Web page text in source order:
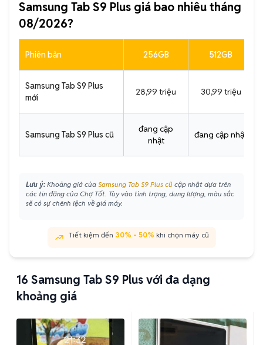
Samsung Tab S9 Plus giá bao nhiêu tháng
08/2026?
Phiên bản 256GB 512GB
Samsung Tab S9 Plus
mới
28,99 triệu 30,99 triệu
Samsung Tab S9 Plus cũ
đang cập
nhật
đang cập nhật
Lưu ý: Khoảng giá của Samsung Tab S9 Plus cũ cập nhật dựa trên
các tin đăng của Chợ Tốt. Tùy vào tình trạng, dung lượng, màu sắc
sẽ có sự chênh lệch về giá máy.
Tiết kiệm đến 30% - 50% khi chọn máy cũ
16 Samsung Tab S9 Plus với đa dạng
khoảng giá